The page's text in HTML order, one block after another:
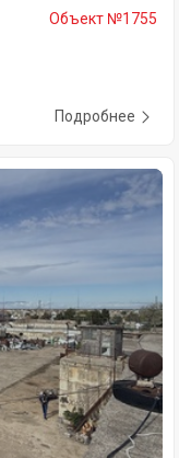
Объект №1755
Подробнее